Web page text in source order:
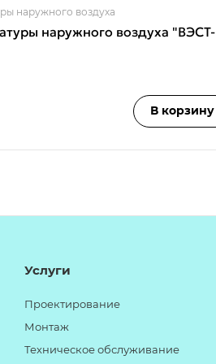
наружного воздуха
наружного воздуха "ВЭСТ-
В корзину
Услуги
Проектирование
Монтаж
Техническое обслуживание